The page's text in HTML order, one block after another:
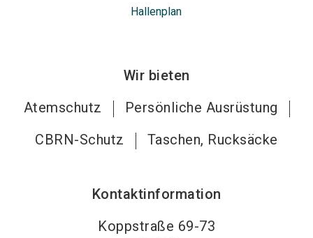
Hallenplan
Wir bieten
Atemschutz
Persönliche Ausrüstung
CBRN-Schutz
Taschen, Rucksäcke
Kontaktinformation
Koppstraße 69-73